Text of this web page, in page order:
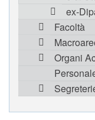
ex-
Facoltà
Organi